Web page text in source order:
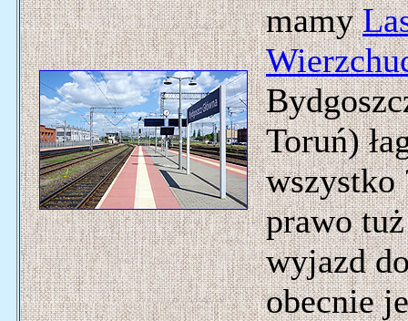
mamy
Toruń)
wszystko
prawo
wyjazd
obecnie